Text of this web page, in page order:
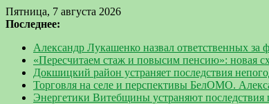
Пятница, 7 августа 2026
Последнее:
Александр Лукашенко назвал ответственных за
«Пересчитаем стаж и повысим пенсию»: новая
Докшицкий район устраняет последствия
Торговля на селе и перспективы БелОМО.
Энергетики Витебщины устраняют последствия